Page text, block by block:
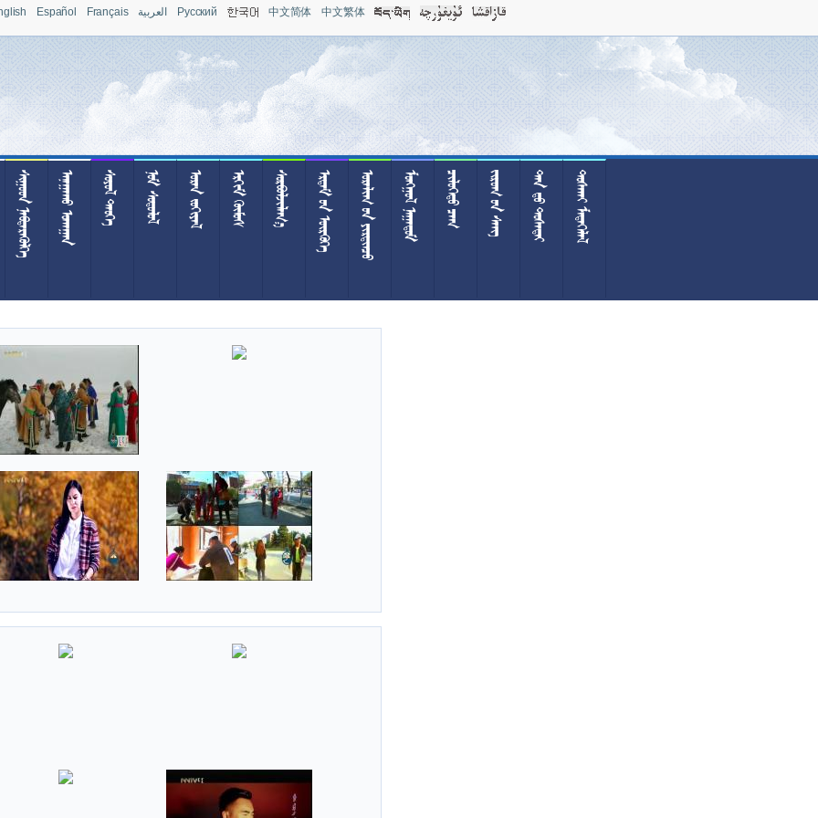
Español Français العربية Pусский 中文简体 中文繁体
                              